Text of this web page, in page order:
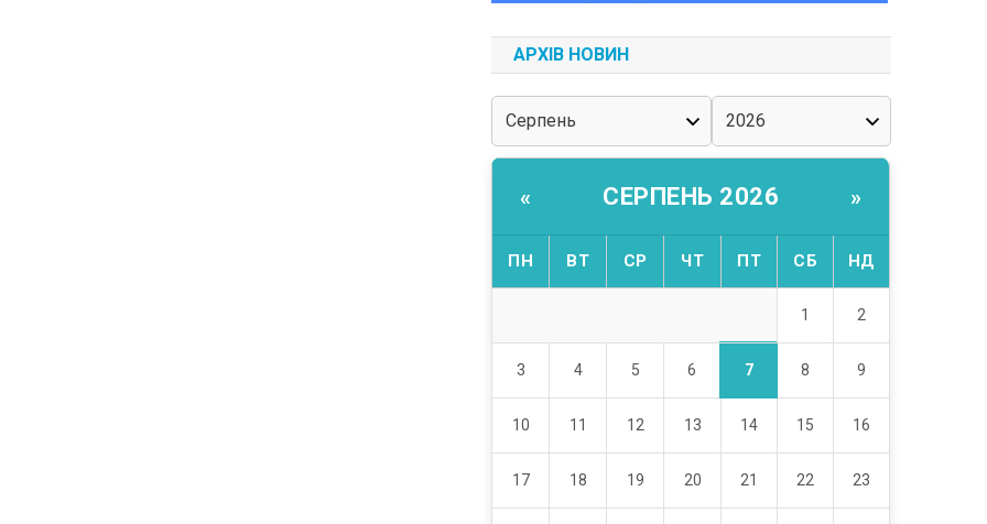
АРХІВ НОВИН
« СЕРПЕНЬ 2026 »
ПН ВТ СР ЧТ ПТ СБ НД
1 2
3 4 5 6 7 8 9
10 11 12 13 14 15 16
17 18 19 20 21 22 23